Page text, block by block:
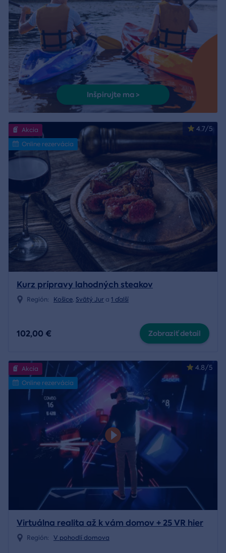
Inšpirujte ma >
4.7/5
Akcia
Online rezervácia
Kurz prípravy lahodných steakov
Región: Košice, Svätý Jur a 1 ďalší
102,00 € Zobraziť detail
4.8/5
Akcia
Online rezervácia
Virtuálna realita až k vám domov + 25 VR hier
Región: V pohodlí domova